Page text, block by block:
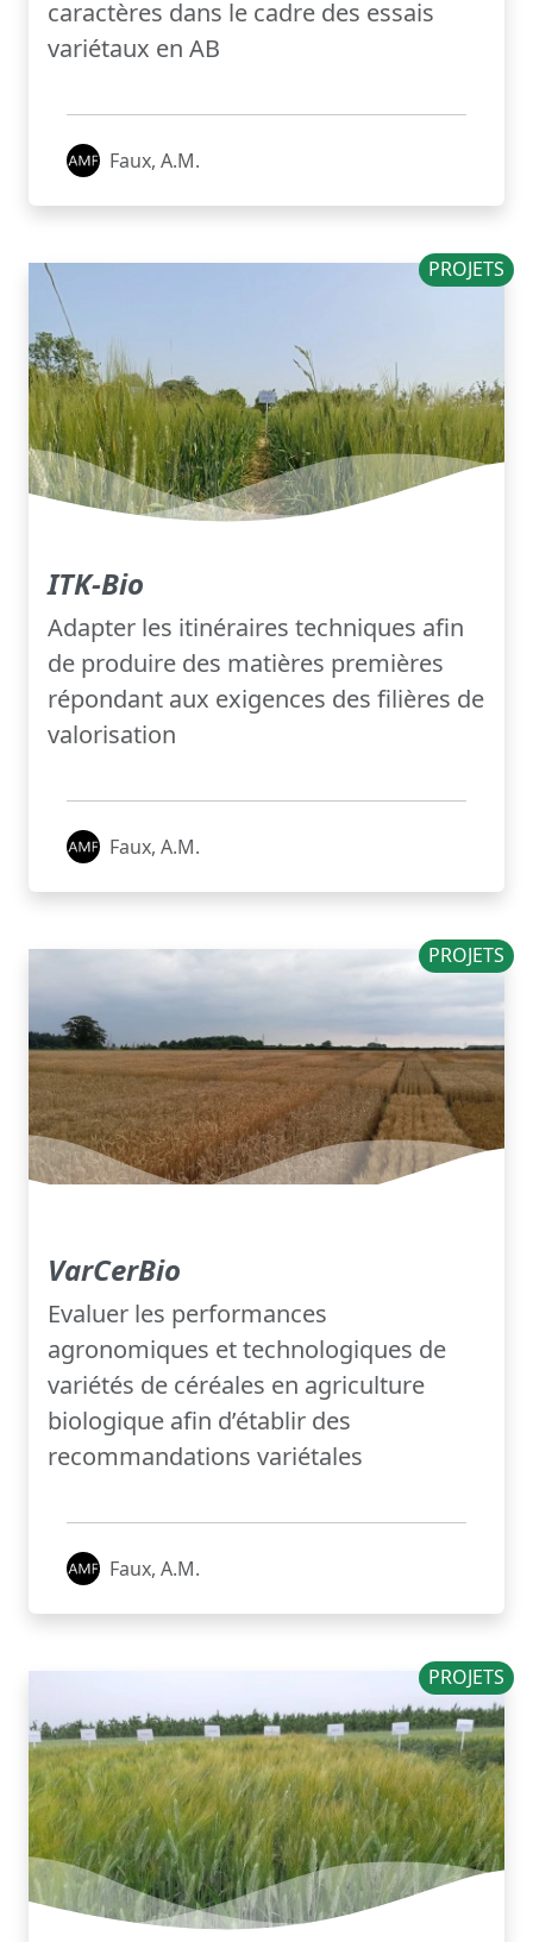
caractères dans le cadre des essais
variétaux en AB
Faux, A.M.
PROJETS
ITK-Bio
Adapter les itinéraires techniques afin
de produire des matières premières
répondant aux exigences des filières de
valorisation
Faux, A.M.
PROJETS
VarCerBio
Evaluer les performances
agronomiques et technologiques de
variétés de céréales en agriculture
biologique afin d’établir des
recommandations variétales
Faux, A.M.
PROJETS